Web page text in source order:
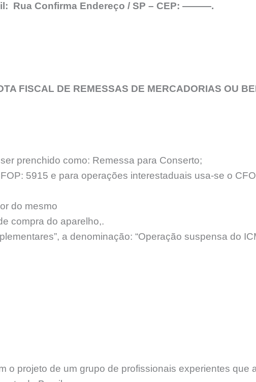
Rua Confirma Endereço / SP – CEP: ———.
FISCAL DE REMESSAS DE MERCADORIAS OU
prenchido como: Remessa para Conserto;
5915 e para operações interestaduais usa-se o
do mesmo
compra do aparelho,.
a denominação: “Operação suspensa do
o projeto de um grupo de profissionais experientes que